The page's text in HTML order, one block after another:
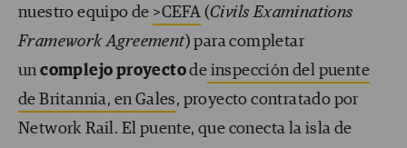
nuestro equipo de >CEFA (Civils Examinations
Framework Agreement) para completar
uncomplejo proyectode inspección del puente
de Britannia, en Gales, proyecto contratado por
Network Rail. El puente, que conecta la isla de